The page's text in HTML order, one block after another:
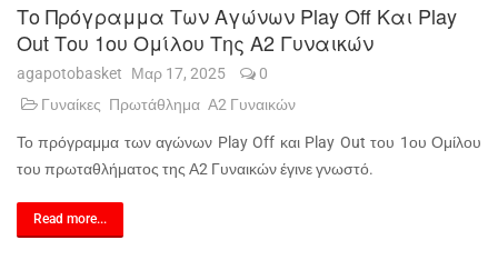
Το Πρόγραμμα Των Αγώνων Play Off Και Play
Out Του 1ου Ομίλου Της Α2 Γυναικών
agapotobasket Μαρ 17, 2025
0
Γυναίκες Πρωτάθλημα Α2 Γυναικών
Το πρόγραμμα των αγώνων Play Off και Play Out του 1ου Ομίλου
του πρωταθλήματος της Α2 Γυναικών έγινε γνωστό.
Read more...